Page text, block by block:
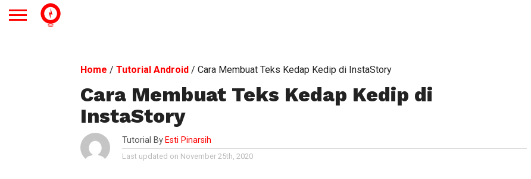
Home / Tutorial Android/ Cara Membuat Teks Kedap Kedip di InstaStory
Cara Membuat Teks Kedap Kedip di
InstaStory
Tutorial By Esti Pinarsih
Last updated on November 25th, 2020